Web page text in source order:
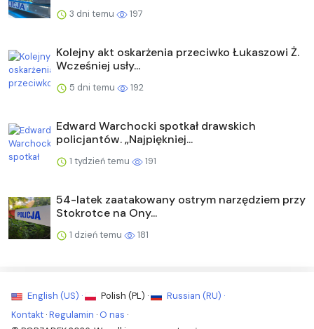
3 dni temu 197
Kolejny akt oskarżenia przeciwko Łukaszowi Ż.
Wcześniej usły...
5 dni temu 192
Edward Warchocki spotkał drawskich
policjantów. „Najpiękniej...
1 tydzień temu 191
54-latek zaatakowany ostrym narzędziem przy
Stokrotce na Ony...
1 dzień temu 181
English (US) · Polish (PL) ·
Russian (RU) ·
Kontakt ·Regulamin · O nas ·